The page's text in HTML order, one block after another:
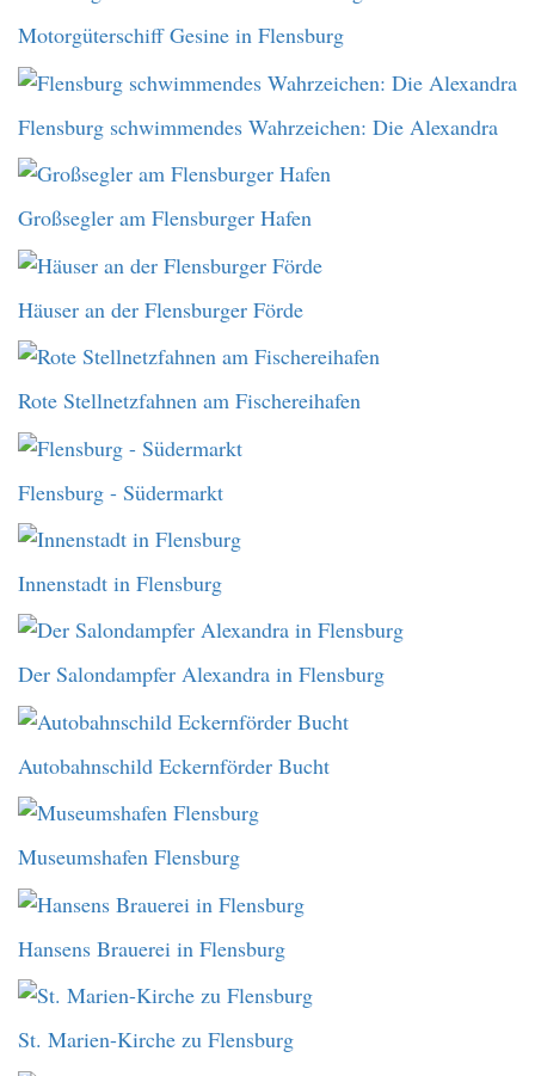
Motorgüterschiff Gesine in Flensburg
Flensburg schwimmendes Wahrzeichen: Die Alexandra
Großsegler am Flensburger Hafen
Häuser an der Flensburger Förde
Rote Stellnetzfahnen am Fischereihafen
Flensburg - Südermarkt
Innenstadt in Flensburg
Der Salondampfer Alexandra in Flensburg
Autobahnschild Eckernförder Bucht
Museumshafen Flensburg
Hansens Brauerei in Flensburg
St. Marien-Kirche zu Flensburg